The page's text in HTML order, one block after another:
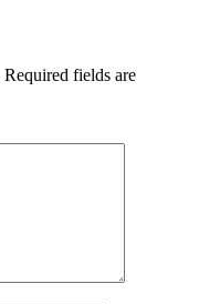
Required fields are